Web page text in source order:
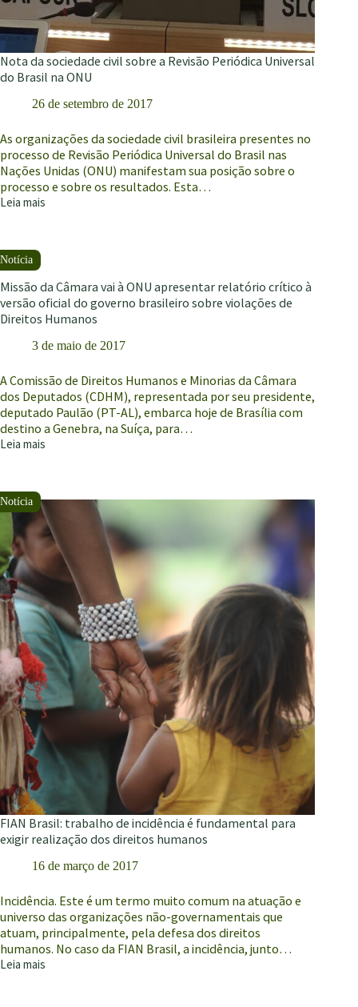
Nota da sociedade civil sobre a Revisão Periódica Universal
do Brasil na ONU
26 de setembro de 2017
As organizações da sociedade civil brasileira presentes no
processo de Revisão Periódica Universal do Brasil nas
Nações Unidas (ONU) manifestam sua posição sobre o
processo e sobre os resultados. Esta…
Leia mais
Nota
civil
sobre
a
Revisão
Periódica
na
ONU
Missão da Câmara vai à ONU apresentar relatório crítico à
versão oficial do governo brasileiro sobre violações de
Direitos Humanos
3 de maio de 2017
A Comissão de Direitos Humanos e Minorias da Câmara
dos Deputados (CDHM), representada por seu presidente,
deputado Paulão (PT-AL), embarca hoje de Brasília com
destino a Genebra, na Suíça, para…
Leia mais
Missão
vai
à
ONU
apresentar
relatório
crítico
à
versão
oficial
do
governo
brasileiro
sobre
violações
de
Direitos
Humanos
FIAN Brasil: trabalho de incidência é fundamental para
exigir realização dos direitos humanos
16 de março de 2017
Incidência. Este é um termo muito comum na atuação e
universo das organizações não-governamentais que
atuam, principalmente, pela defesa dos direitos
humanos. No caso da FIAN Brasil, a incidência, junto…
Leia mais
FIAN